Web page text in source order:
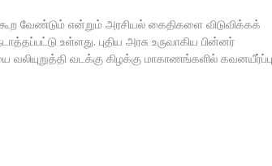
வேண்டும் என்றும் அரசியல் கைதிகளை விடுவிக்கக்
உள்ளது. புதிய அரசு உருவாகிய பின்னர்
வடக்கு கிழக்கு மாகாணங்களில்